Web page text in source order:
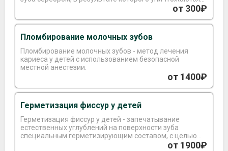
от 300₽
Пломбирование молочных зубов
Пломбирование молочных зубов - метод лечения
кариеса у детей с использованием безопасной
местной анестезии.
от 1400₽
Герметизация фиссур у детей
Герметизация фиссур у детей - запечатывание
естественных углублений на поверхности зуба
специальным герметизирующим составом, с целью
предотвращения скопления остатков пищи иот 1900₽